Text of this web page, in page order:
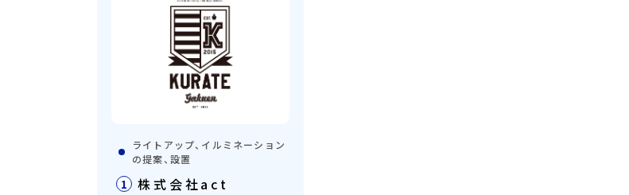
ライトアップ、イルミネーション
の提案、設置
1 株式会社act